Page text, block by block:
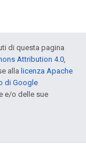
di questa pagina
Attribution 4.0
alla licenza Apache
di Google
e/o delle sue